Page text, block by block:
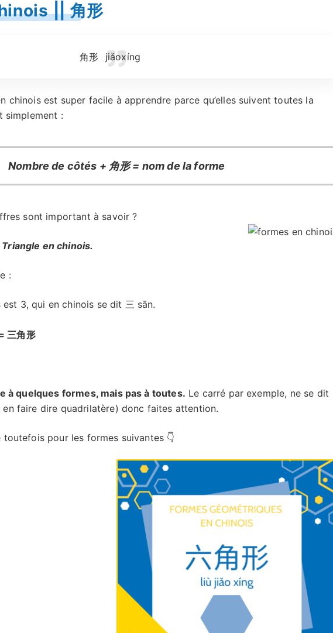
|| 角形
角形 jiǎoxíng
chinois est super facile à apprendre parce qu’elles suivent toutes la
simplement :
Nombre de côtés + 角形 = nom de la forme
sont important à savoir ?
en chinois.
:
3, qui en chinois se dit 三 sān.
三角形
à quelques formes, mais pas à toutes. Le carré par exemple, ne se dit
en faire dire quadrilatère) donc faites attention.
toutefois pour les formes suivantes 👇